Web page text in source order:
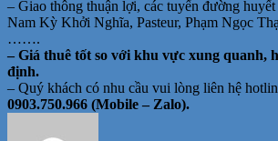
– Giao thông thuận lợi, các tuyến đường
Nam Kỳ Khởi Nghĩa, Pasteur, Phạm Ngọc
…….
– Giá thuê tốt so với khu vực xung quanh,
định.
– Quý khách có nhu cầu vui lòng liên hệ
0903.750.966 (Mobile – Zalo).